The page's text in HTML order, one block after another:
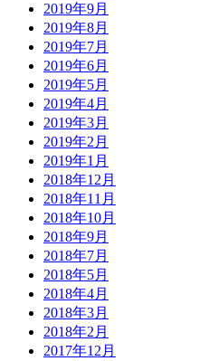
2019年9月
2019年8月
2019年7月
2019年6月
2019年5月
2019年4月
2019年3月
2019年2月
2019年1月
2018年12月
2018年11月
2018年10月
2018年9月
2018年7月
2018年5月
2018年4月
2018年3月
2018年2月
2017年12月